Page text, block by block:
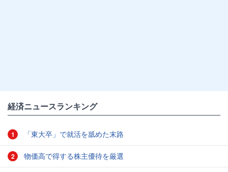
経済ニュースランキング
1 「東大卒」で就活を舐めた末路
2 物価高で得する株主優待を厳選